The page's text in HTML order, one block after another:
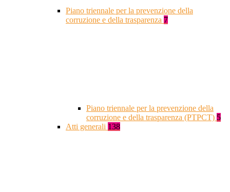
Piano triennale per la prevenzione della
corruzione e della trasparenza 7
Piano triennale per la prevenzione della
corruzione e della trasparenza (PTPCT) 5
Atti generali 138